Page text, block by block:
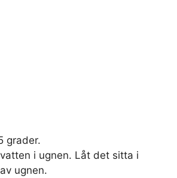
grader.
i ugnen. Låt det sitta i
ugnen.